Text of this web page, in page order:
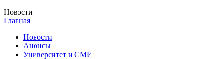
Новости
Главная
Новости
Анонсы
Университет и СМИ